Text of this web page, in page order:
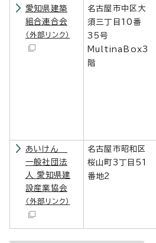
愛知県建築
組合連合会
（外部リンク）
名古屋市中区大
須三丁目10番
35号
MultinaBox3
階
あいけん
一般社団法
人 愛知県建
設産業協会
（外部リンク）
名古屋市昭和区
桜山町3丁目51
番地2